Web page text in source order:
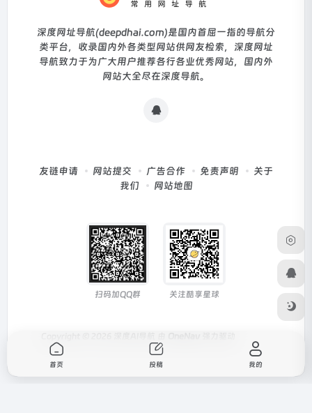
深度网址导航(deepdhai.com)是国内首屈一指的导航分
类平台，收录国内外各类型网站供网友检索，深度网址
导航致力于为广大用户推荐各行各业优秀网站，国内外
网站大全尽在深度导航。
友链申请 网站提交 广告合作 免责声明
关于
我们
网站地图
扫码加QQ群 关注酷享星球
首页 投稿 我的